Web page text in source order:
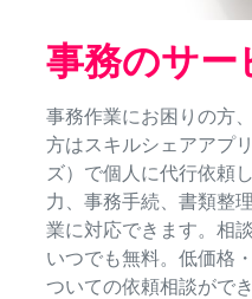
事務のサー
事務作業にお困りの方
方はスキルシェアアプ
ズ）で個人に代行依頼
力、事務手続、書類整
業に対応できます。相
いつでも無料。低価格
ついての依頼相談がで